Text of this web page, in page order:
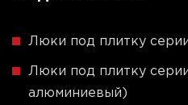
Люки под плитку
Люки под плитку
алюминиевый)